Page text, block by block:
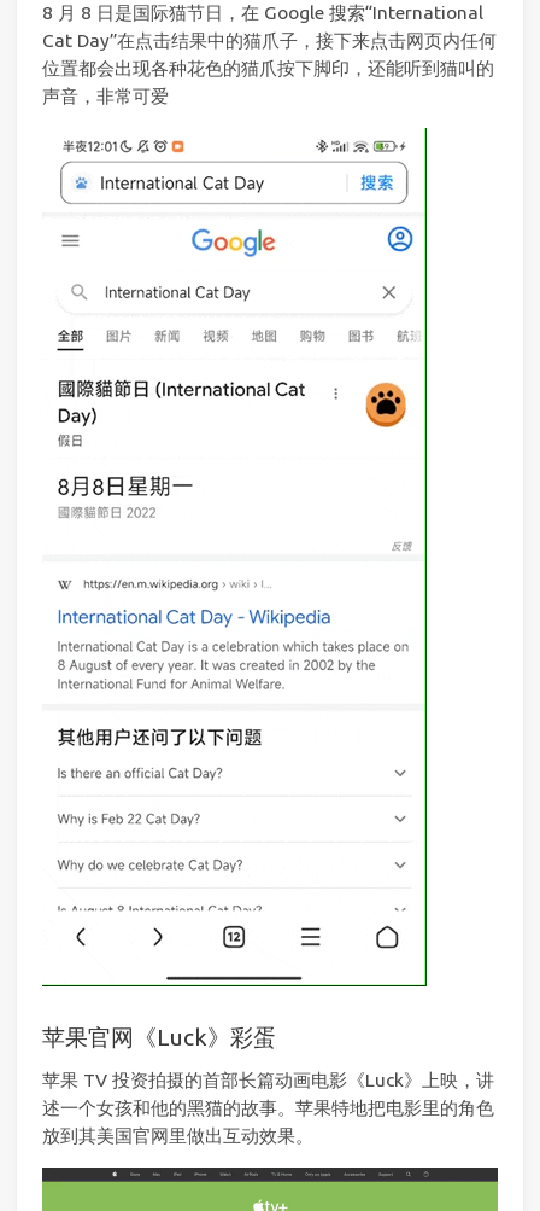
8 月 8 日是国际猫节日，在 Google 搜索“International
Cat Day”在点击结果中的猫爪子，接下来点击网页内任何
位置都会出现各种花色的猫爪按下脚印，还能听到猫叫的
声音，非常可爱
苹果官网《Luck》彩蛋
苹果 TV 投资拍摄的首部长篇动画电影《Luck》上映，讲
述一个女孩和他的黑猫的故事。苹果特地把电影里的角色
放到其美国官网里做出互动效果。